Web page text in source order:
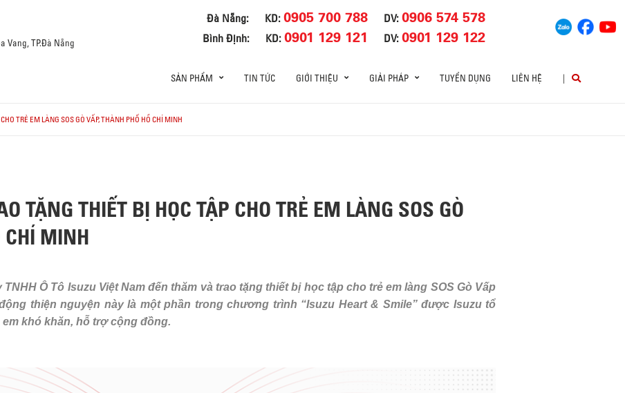
Đà Nẵng: KD:0905 700 788 DV:0906 574 578
Bình Định: KD:0901 129 121 DV:0901 129 122
Vang, TP.Đà Nẵng
SẢN PHẨM TIN TỨC GIỚI THIỆU GIẢI PHÁP TUYỂN DỤNG LIÊN HỆ |
TRẺ EM LÀNG SOS GÒ VẤP, THÀNH PHỐ HỒ CHÍ MINH
TẶNG THIẾT BỊ HỌC TẬP CHO TRẺ EM LÀNG SOS GÒ
CHÍ MINH
TNHH Ô Tô Isuzu Việt Nam đến thăm và trao tặng thiết bị học tập cho trẻ em làng SOS Gò Vấp
thiện nguyện này là một phần trong chương trình “Isuzu Heart & Smile” được Isuzu tổ
khó khăn, hỗ trợ cộng đồng.